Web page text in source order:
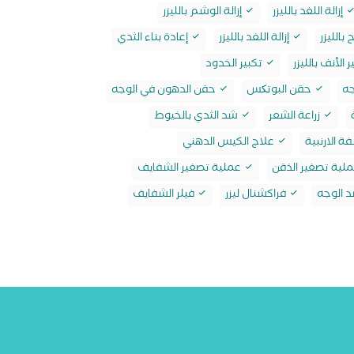
إزالة اللغد بالليزر
إزالة الوشم بالليزر
بالليزر
إزالة اللغد بالليزر
إعادة بناء الثدي
بالليزر
تكبير الخدود
حقن البوتکس
حقن الدهون في الوجه
زراعة الشعر
شد الثدي بالخيوط
الارنبية
علاج الكيس الدهني
تصغير الذقن
عملية تصغير الشفايف
الوجه
فراكشنال ليزر فيلر الشفايف